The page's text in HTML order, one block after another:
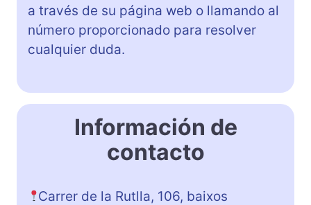
a través de su página web o llamando al
número proporcionado para resolver
cualquier duda.
Información de
contacto
Carrer de la Rutlla, 106, baixos